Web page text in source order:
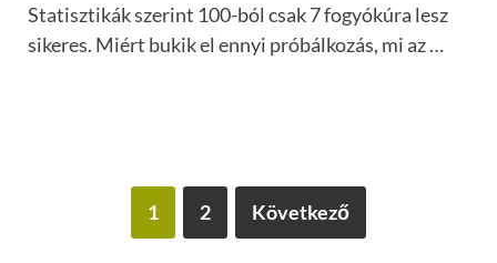
Statisztikák szerint 100-ból csak 7 fogyókúra lesz
sikeres. Miért bukik el ennyi próbálkozás, mi az …
1 2 Következő